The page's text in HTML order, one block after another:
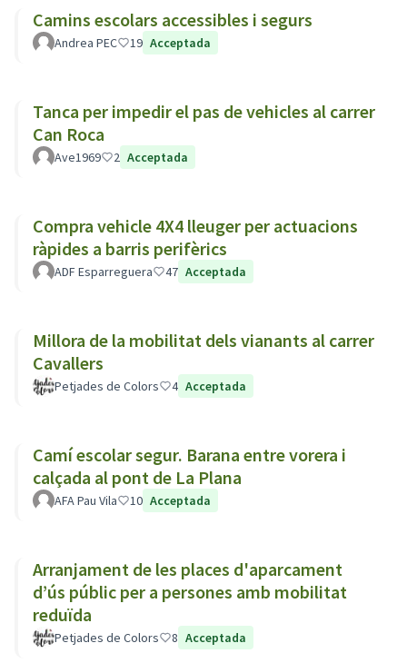
Camins escolars accessibles i segurs
Andrea PEC 19 Acceptada
Tanca per impedir el pas de vehicles al carrer
Can Roca
Ave1969 2 Acceptada
Compra vehicle 4X4 lleuger per actuacions
ràpides a barris perifèrics
ADF Esparreguera 47 Acceptada
Millora de la mobilitat dels vianants al carrer
Cavallers
Petjades de Colors 4 Acceptada
Camí escolar segur. Barana entre vorera i
calçada al pont de La Plana
AFA Pau Vila 10 Acceptada
Arranjament de les places d'aparcament
d’ús públic per a persones amb mobilitat
reduïda
Petjades de Colors 8 Acceptada